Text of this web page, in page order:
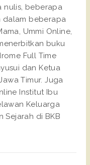
nulis, beberapa
dalam beberapa
Ummi Online,
buku
Full Time
dan Ketua
Timur. Juga
Institut Ibu
Keluarga
Sejarah di BKB